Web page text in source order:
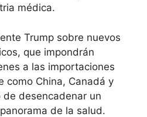
médica.
Trump sobre nuevos
que impondrán
a las importaciones
como China, Canadá y
desencadenar un
de la salud.